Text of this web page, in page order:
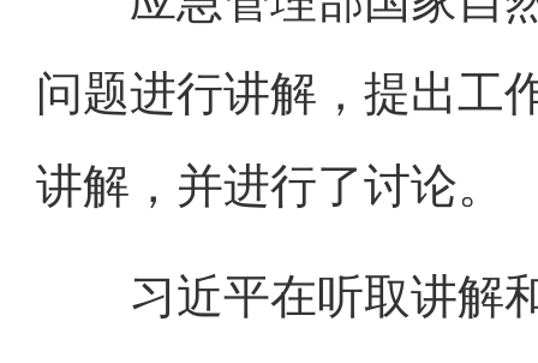
问题进行讲解，提出工
讲解，并进行了讨论。
习近平在听取讲解和